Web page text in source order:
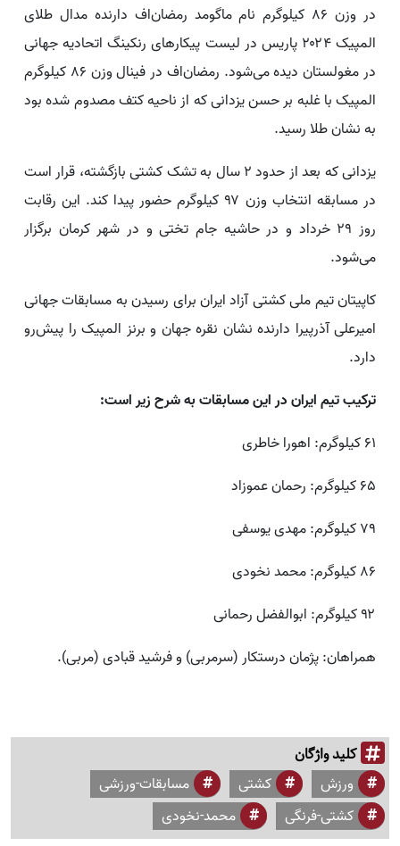
در وزن ۸۶ کیلوگرم نام ماگومد رمضان‌اف دارنده مدال طلای
المپیک ۲۰۲۴ پاریس در لیست پیکارهای رنکینگ‌ اتحادیه جهانی
در مغولستان دیده می‌شود. رمضان‌اف در فینال وزن ۸۶ کیلوگرم
المپیک با غلبه بر حسن یزدانی که از ناحیه کتف مصدوم شده بود
به نشان طلا رسید.
یزدانی که بعد از حدود ۲ سال به تشک کشتی بازگشته، قرار است
در مسابقه انتخاب وزن ۹۷ کیلوگرم حضور پیدا کند. این رقابت
روز ۲۹ خرداد و در حاشیه جام تختی و در شهر کرمان برگزار
می‌شود.
کاپیتان تیم ملی کشتی آزاد ایران برای رسیدن به مسابقات جهانی
امیرعلی آذرپیرا دارنده نشان نقره جهان و برنز المپیک را پیش‌رو
دارد.
ترکیب تیم ایران در این مسابقات به شرح زیر است:
۶۱ کیلوگرم: اهورا خاطری
۶۵ کیلوگرم: رحمان عموزاد
۷۹ کیلوگرم: مهدی یوسفی
۸۶ کیلوگرم: محمد نخودی
۹۲ کیلوگرم: ابوالفضل رحمانی
همراهان: پژمان درستکار (سرمربی) و فرشید قبادی (مربی).
کلید واژگان
ورزش کشتی
مسابقات-ورزشی
کشتی-فرنگی
محمد-نخودی